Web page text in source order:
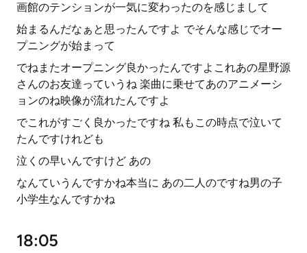
画館のテンションが一気に変わったのを感じまして
始まるんだなぁと思ったんですよ でそんな感じでオー
プニングが始まって
でねまたオープニング良かったんですよこれあの星野源
さんのお友達っていうね 楽曲に乗せてあのアニメーシ
ョンのね映像が流れたんですよ
でこれがすごく良かったですね 私もこの時点で泣いて
たんですけれども
泣くの早いんですけど あの
なんていうんですかね本当に あの二人のですね男の子
小学生なんですかね
18:05